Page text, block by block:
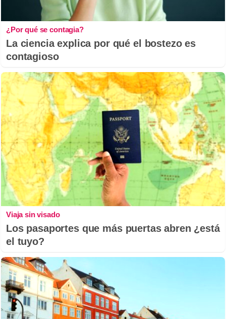
¿Por qué se contagia?
La ciencia explica por qué el bostezo es
contagioso
Viaja sin visado
Los pasaportes que más puertas abren ¿está
el tuyo?